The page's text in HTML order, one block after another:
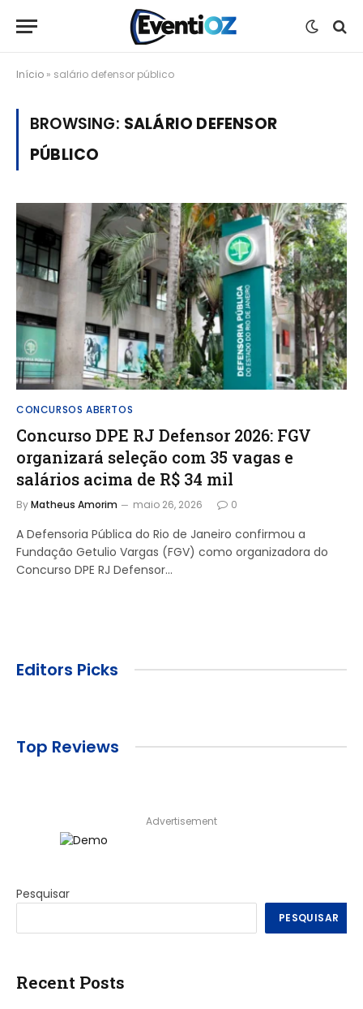
Início » salário defensor público
BROWSING: SALÁRIO DEFENSOR
PÚBLICO
CONCURSOS ABERTOS
Concurso DPE RJ Defensor 2026: FGV
organizará seleção com 35 vagas e
salários acima de R$ 34 mil
ByMatheus Amorim maio 26, 2026 0
A Defensoria Pública do Rio de Janeiro confirmou a
Fundação Getulio Vargas (FGV) como organizadora do
Concurso DPE RJ Defensor…
Editors Picks
Top Reviews
Advertisement
Pesquisar
PESQUISAR
Recent Posts